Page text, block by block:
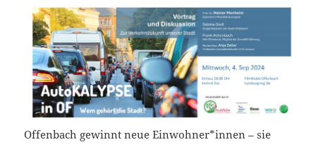
Offenbach gewinnt neue Einwohner*innen – sie